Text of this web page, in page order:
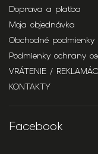
Doprava a platba
Moja objednávka
Obchodné podmienky
Podmienky ochrany
VRÁTENIE /
KONTAKTY
Facebook